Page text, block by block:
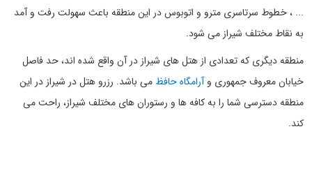
... ، خطوط سرتاسری مترو و اتوبوس در این منطقه باعث سهولت رفت و آمد
به نقاط مختلف شیراز می شود.
منطقه دیگری که تعدادی از هتل های شیراز در آن واقع شده اند، حد فاصل
خیابان معروف جمهوری وآرامگاه حافظ می باشد. رزرو هتل در شیراز در این
منطقه دسترسی شما را به کافه ها و رستوران های مختلف شیراز، راحت می
کند.